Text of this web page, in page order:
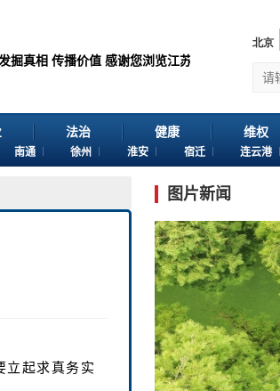
掘真相 传播价值 感谢您浏览江苏苏讯网。 欢迎
法治 健康 维权
南通 徐州 淮安 宿迁 连云港
立起求真务实
图片新闻